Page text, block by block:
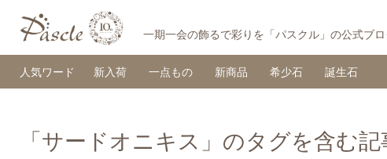
一期一会の飾るで彩りを「パスクル」の公式ブ
人気ワード 新入荷 一点もの 新商品 希少石 誕生石
「サードオニキス」のタグを含む記